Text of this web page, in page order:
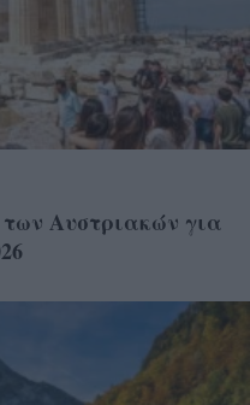
Αυστριακών για